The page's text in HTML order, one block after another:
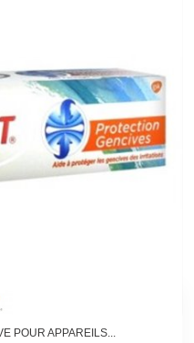
POUR APPAREILS...